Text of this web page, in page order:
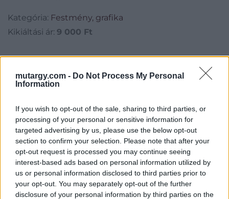
mutargy.com - Do Not Process My Personal
Information
If you wish to opt-out of the sale, sharing to third parties, or
processing of your personal or sensitive information for
targeted advertising by us, please use the below opt-out
section to confirm your selection. Please note that after your
opt-out request is processed you may continue seeing
interest-based ads based on personal information utilized by
us or personal information disclosed to third parties prior to
your opt-out. You may separately opt-out of the further
disclosure of your personal information by third parties on the
Kategória: Festmény, grafika
Kikiáltási ár: 9 000 Ft
Aukció adatai
Aukció neve:229. aukció - festmény, grafika, műtárgy
Aukció ideje: 18:00
Aukció helye: II. Zsigmond tér 8.
Tételszám: 47
Eladó adatai
Eladó: Műgyűjtők Háza Kft.